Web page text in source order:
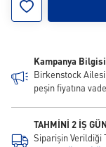
Kampanya Bilgisi
Birkenstock
peşin fiyatına
TAHMİNİ 2 İŞ
Siparişin Verildiği